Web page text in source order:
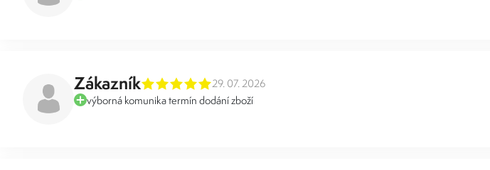
Zákazník 29. 07. 2026
výborná komunika termín dodání zboží